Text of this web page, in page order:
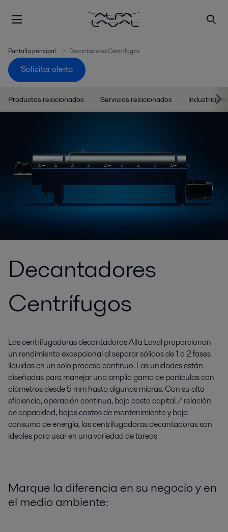
Pantalla principal Decantadores Centrífugos
Solicitar oferta
Productos relacionados Servicios relacionados Industrias
Decantadores
Centrífugos
Las centrifugadoras decantadoras Alfa Laval proporcionan
un rendimiento excepcional al separar sólidos de 1 o 2 fases
líquidas en un solo proceso continuo. Las unidades están
diseñadas para manejar una amplia gama de partículas con
diámetros desde 5 mm hasta algunas micras. Con su alta
eficiencia, operación continua, bajo costo capital / relación
de capacidad, bajos costos de mantenimiento y bajo
consumo de energía, las centrifugadoras decantadoras son
ideales para usar en una variedad de tareas
Marque la diferencia en su negocio y en
el medio ambiente: